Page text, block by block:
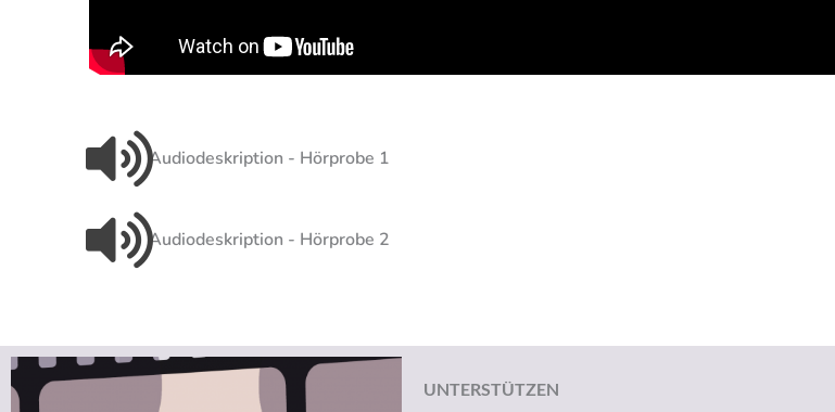
Audiodeskription - Hörprobe 1
Audiodeskription - Hörprobe 2
UNTERSTÜTZEN